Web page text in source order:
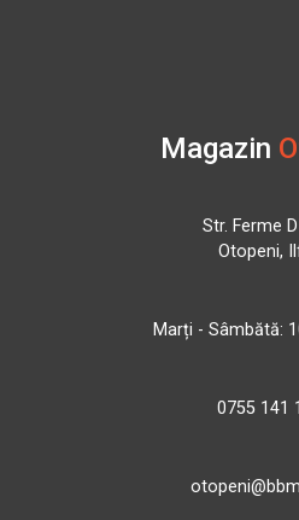
Magazin
Str. Ferme
Otopeni,
Marți - Sâmbătă:
0755 141